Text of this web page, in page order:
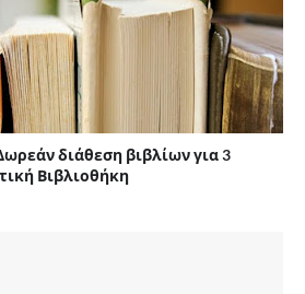
διάθεση βιβλίων για 3
Βιβλιοθήκη